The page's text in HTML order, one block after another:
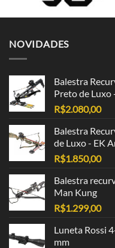
NOVIDADES
Balestra
Preto de Luxo
R$2.080,00
Balestra
de Luxo - EK
R$1.850,00
Balestra
Man Kung
R$1.299,00
Luneta Rossi
mm